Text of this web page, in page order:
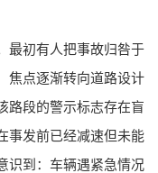
最初有人把事故归咎于
焦点逐渐转向道路设计
路段的警示标志存在盲
事发前已经减速但未能
识到：车辆遇紧急情况